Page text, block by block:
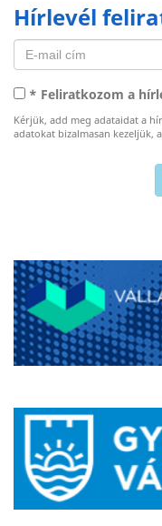
Hírlevél
* Feliratkozom a
Kérjük, add meg adataidat a
adatokat bizalmasan kezeljük,